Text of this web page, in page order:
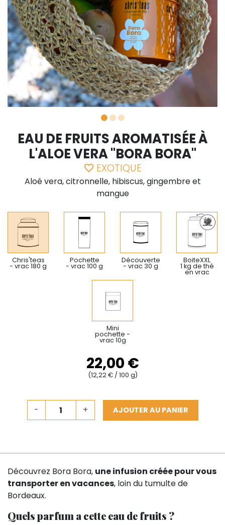
EAU DE FRUITS AROMATISÉE À
L'ALOE VERA "BORA BORA"
favorite_border EXOTIQUE
Aloé vera, citronnelle, hibiscus, gingembre et
mangue
Chris'teas
- vrac 180 g
Pochette
- vrac 100 g
Découverte
- vrac 30 g
BoiteXXL
1 kg de thé
en vrac
Mini
pochette -
vrac 10g
22,00 €
(12,22 € / 100 g)
- + AJOUTER AU PANIER
Découvrez Bora Bora, une infusion créée pour vous
transporter en vacances, loin du tumulte de
Bordeaux.
Quels parfum a cette eau de fruits ?